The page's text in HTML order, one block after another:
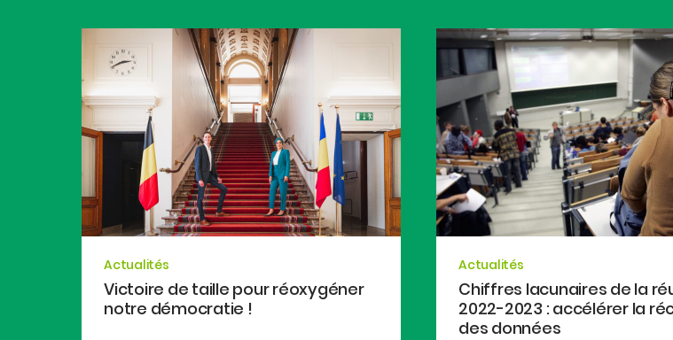
Actualités
Victoire de taille pour réoxygéner
notre démocratie !
Actualités
Chiffres lacunaires de la
2022-2023 : accélérer la
des données